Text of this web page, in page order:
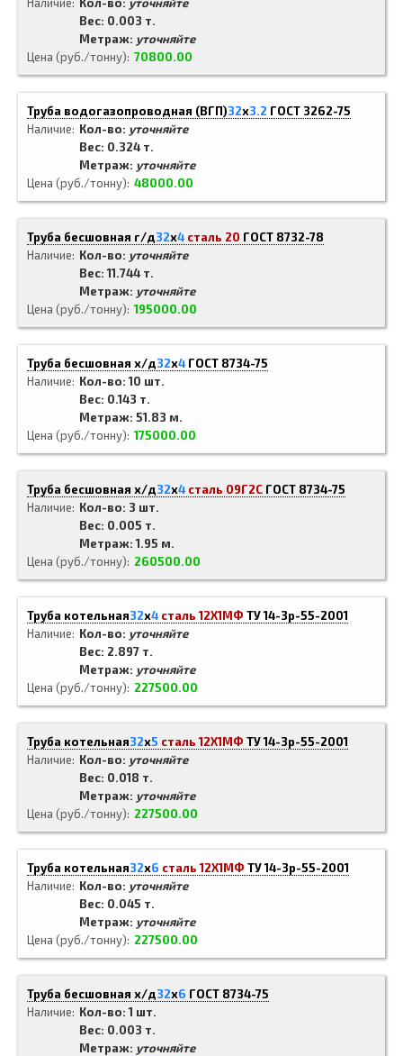
Вес: 0.003 т.
Метраж: уточняйте
Цена (руб./тонну) 70800.00
Труба водогазопроводная (ВГП)32x3.2 ГОСТ 3262-75
Наличие
Кол-во: уточняйте
Вес: 0.324 т.
Метраж: уточняйте
Цена (руб./тонну) 48000.00
Труба бесшовная г/д32x4 сталь 20 ГОСТ 8732-78
Наличие
Кол-во: уточняйте
Вес: 11.744 т.
Метраж: уточняйте
Цена (руб./тонну) 195000.00
Труба бесшовная х/д32x4 ГОСТ 8734-75
Наличие
Кол-во: 10 шт.
Вес: 0.143 т.
Метраж: 51.83 м.
Цена (руб./тонну) 175000.00
Труба бесшовная х/д32x4 сталь 09Г2С ГОСТ 8734-75
Наличие
Кол-во: 3 шт.
Вес: 0.005 т.
Метраж: 1.95 м.
Цена (руб./тонну)
260500.00
Труба котельная32x4 сталь 12Х1МФ ТУ 14-3р-55-2001
Наличие
Кол-во: уточняйте
Вес: 2.897 т.
Метраж: уточняйте
Цена (руб./тонну)
227500.00
Труба котельная32x5 сталь 12Х1МФ ТУ 14-3р-55-2001
Наличие
Кол-во: уточняйте
Вес: 0.018 т.
Метраж: уточняйте
Цена (руб./тонну)
227500.00
Труба котельная32x6 сталь 12Х1МФ ТУ 14-3р-55-2001
Наличие
Кол-во: уточняйте
Вес: 0.045 т.
Метраж: уточняйте
Цена (руб./тонну)
227500.00
Труба бесшовная х/д32x6 ГОСТ 8734-75
Наличие
Кол-во: 1 шт.
Вес: 0.003 т.
Метраж: уточняйте